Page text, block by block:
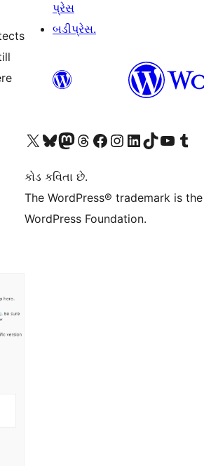
પ્રેસ
બડીપ્રેસ.
અમારા X (અગાઉ ટ્વિટર) એકાઉન્ટની મુલાકાત લોઅમારા Bluesky એકાઉન્ટની મુલાકાત લોઅમારા માસ્ટોડોન એકાઉન્ટની મુલાકાત લોઅમારા Threads એકાઉન્ટની મુલાકાત લો અમારા ફેસબુક પેજની મુલાકાત લોઅમારા ઇન્સ્ટાગ્રામ એકાઉન્ટની મુલાકાત લો અમારા LinkedIn એકાઉન્ટની મુલાકાત લોઅમારા TikTok એકાઉન્ટની મુલાકાત લોઅમારી YouTube ચેનલની મુલાકાત લો અમારા Tumblr એકાઉન્ટની મુલાકાત લો
કોડ કવિતા છે.
The WordPress® trademark is
WordPress Foundation.